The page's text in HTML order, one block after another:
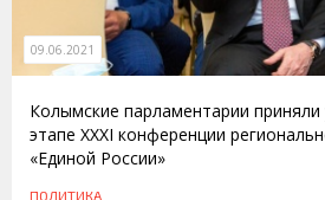
09.06.2021
Колымские парламентарии
этапе XXXI конференции
«Единой России»
ПОЛИТИКА